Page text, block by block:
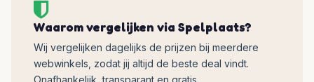
Waarom vergelijken via Spelplaats?
Wij vergelijken dagelijks de prijzen bij meerdere
webwinkels, zodat jij altijd de beste deal vindt.
Onafhankelijk, transparant en gratis.